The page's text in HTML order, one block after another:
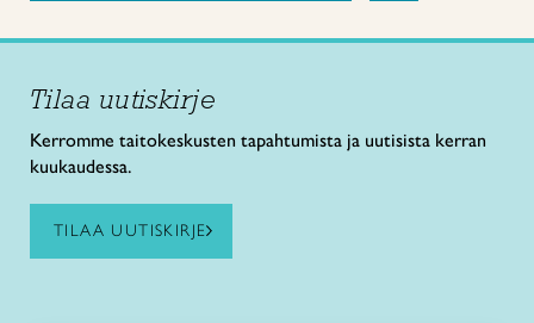
Tilaa uutiskirje
Kerromme taitokeskusten tapahtumista ja uutisista kerran
kuukaudessa.
TILAA UUTISKIRJE